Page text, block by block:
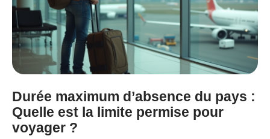
Durée maximum d’absence du pays :
Quelle est la limite permise pour
voyager ?